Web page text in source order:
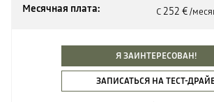
Месячная плата:
С252 €/
Я ЗАИНТЕРЕСОВАН!
ЗАПИСАТЬСЯ НА ТЕСТ-